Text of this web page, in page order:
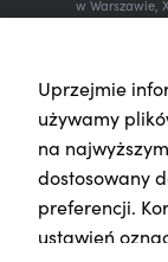
w Warszawie,
Sądowego,
0000014843,
526-00-06-841,
REGON:
wysokość
zakładowego i
kapitału
wpłaconego:
Uprzejmie
używamy
na
dostosowany
preferencji.
ustawień